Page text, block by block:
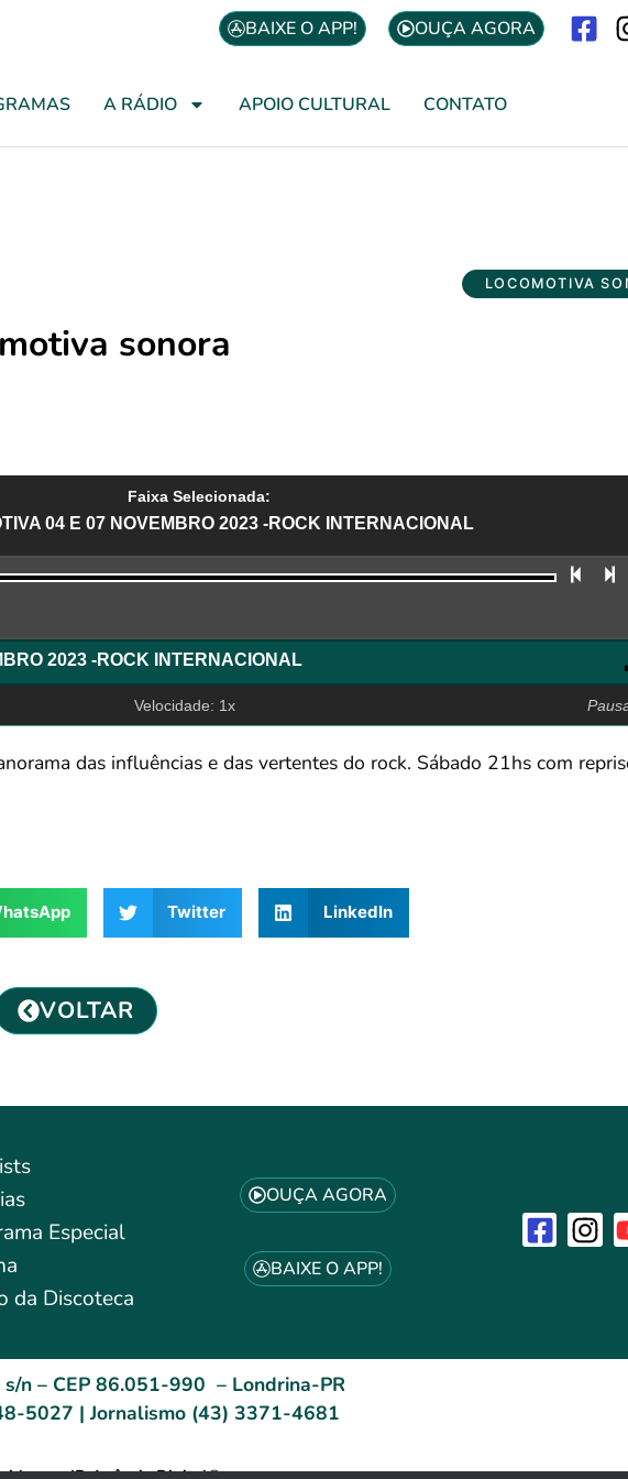
BAIXE O APP! OUÇA AGORA
A RÁDIO APOIO CULTURAL CONTATO
LOCOMOTIVA
sonora
Faixa Selecionada:
04 E 07 NOVEMBRO 2023 -ROCK INTERNACIONAL
LOCOMOTIVA 04 E 07 NOVEMBRO 2023 -ROCK INTERNACIONAL
Velocidade: 1x
das influências e das vertentes do rock. Sábado 21hs com
Twitter LinkedIn
VOLTAR
Especial
da Discoteca
OUÇA AGORA
BAIXE O APP!
n – CEP 86.051-990 – Londrina-PR
5027 | Jornalismo (43) 3371-4681